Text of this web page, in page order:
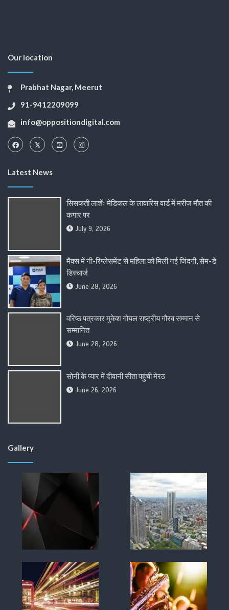
Our location
Prabhat Nagar, Meerut
91-9412209099
info@oppositiondigital.com
Latest News
सिसकती लाशेंः मेडिकल के लावारिस वार्ड में मरीज मौत की
कगार पर
July 9, 2026
मैक्स में नी-रिप्लेसमेंट से महिला को मिली नई जिंदगी, सेम-डे
डिस्चार्ज
June 28, 2026
वरिष्ठ पत्रकार मुकेश गोयल राष्ट्रीय गौरव सम्मान से
सम्मानित
June 28, 2026
सोनी के प्यार में दीवानी सीता पहुंची मेरठ
June 26, 2026
Gallery